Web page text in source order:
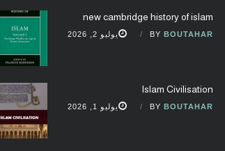
new cambridge history of islam
BY BOUTAHAR يوليو 2, 2026
Islam Civilisation
BY BOUTAHAR يوليو 1, 2026